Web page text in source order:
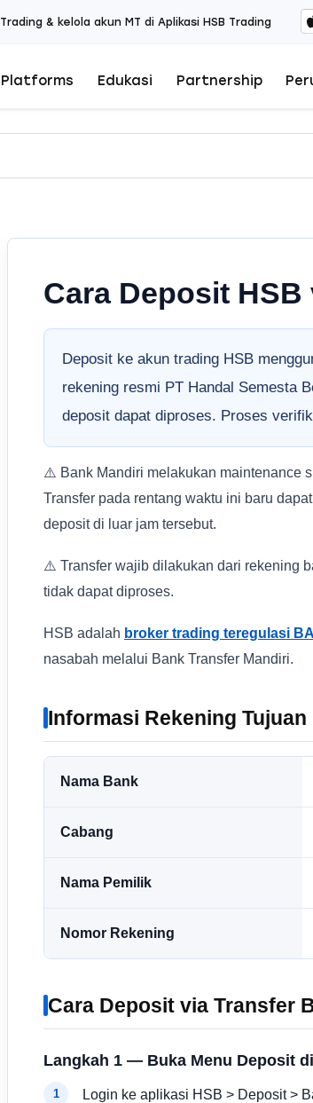
Trading & kelola akun MT di Aplikasi HSB Trading
Platforms Edukasi Partnership
Cara Deposit
Deposit ke akun trading HSB
rekening resmi PT Handal Semesta
deposit dapat diproses. Proses
⚠️ Bank Mandiri melakukan maintenance
Transfer pada rentang waktu ini baru
deposit di luar jam tersebut.
⚠️ Transfer wajib dilakukan dari rekening
tidak dapat diproses.
HSB adalah broker trading teregulasi
nasabah melalui Bank Transfer Mandiri.
Informasi Rekening Tujuan
Nama Bank
Cabang
Nama Pemilik
Nomor Rekening
Cara Deposit via Transfer
Langkah 1 — Buka Menu Deposit
Login ke aplikasi HSB > Deposit >